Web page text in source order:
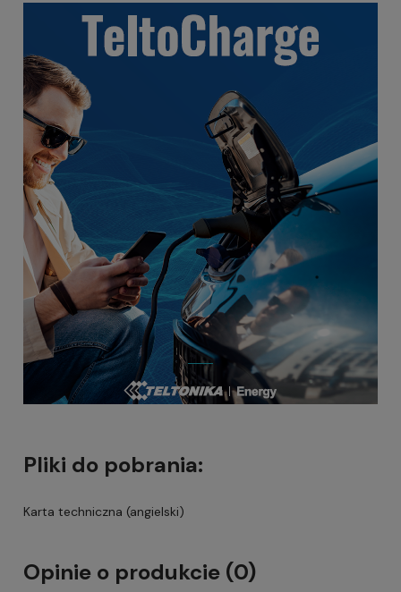
Pliki do pobrania:
Karta techniczna (angielski)
Opinie o produkcie (0)